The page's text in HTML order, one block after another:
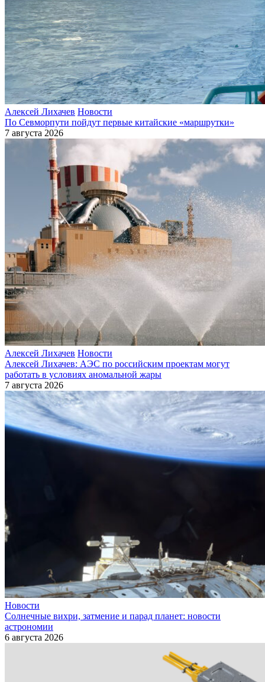
Алексей Лихачев Новости
По Севморпути пойдут первые китайские «маршрутки»
7 августа 2026
Алексей Лихачев Новости
Алексей Лихачев: АЭС по российским проектам могут
работать в условиях аномальной жары
7 августа 2026
Новости
Солнечные вихри, затмение и парад планет: новости
астрономии
6 августа 2026